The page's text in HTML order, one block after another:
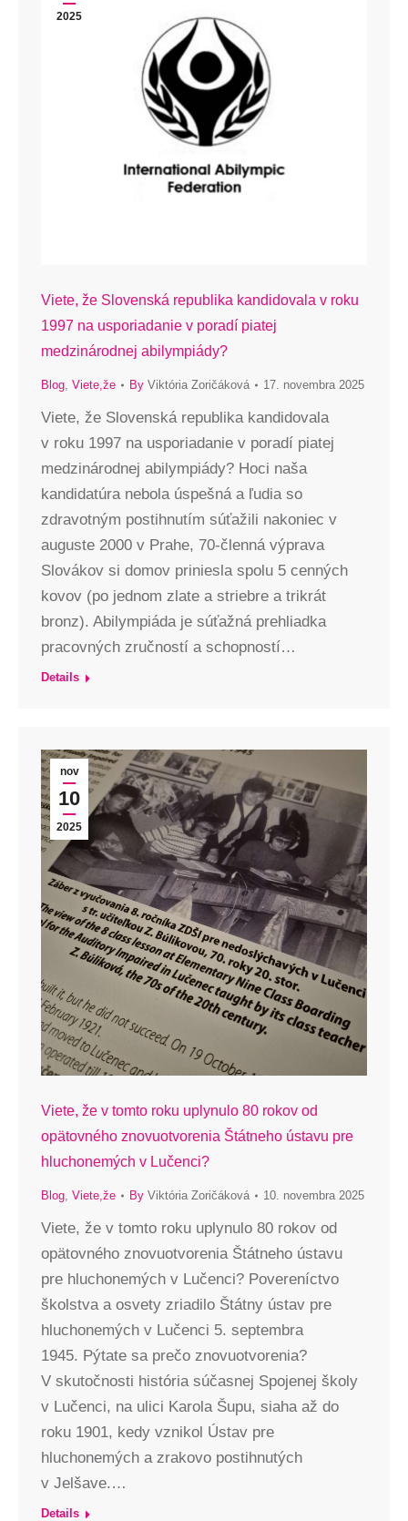
2025
Viete, že Slovenská republika kandidovala v roku
1997 na usporiadanie v poradí piatej
medzinárodnej abilympiády?
Blog, Viete,že By Viktória Zoričáková 17. novembra 2025
Viete, že Slovenská republika kandidovala
v roku 1997 na usporiadanie v poradí piatej
medzinárodnej abilympiády? Hoci naša
kandidatúra nebola úspešná a ľudia so
zdravotným postihnutím súťažili nakoniec v
auguste 2000 v Prahe, 70-členná výprava
Slovákov si domov priniesla spolu 5 cenných
kovov (po jednom zlate a striebre a trikrát
bronz). Abilympiáda je súťažná prehliadka
pracovných zručností a schopností…
Details
nov
10
2025
Viete, že v tomto roku uplynulo 80 rokov od
opätovného znovuotvorenia Štátneho ústavu pre
hluchonemých v Lučenci?
Blog, Viete,že By Viktória Zoričáková 10. novembra 2025
Viete, že v tomto roku uplynulo 80 rokov od
opätovného znovuotvorenia Štátneho ústavu
pre hluchonemých v Lučenci? Povereníctvo
školstva a osvety zriadilo Štátny ústav pre
hluchonemých v Lučenci 5. septembra
1945. Pýtate sa prečo znovuotvorenia?
V skutočnosti história súčasnej Spojenej školy
v Lučenci, na ulici Karola Šupu, siaha až do
roku 1901, kedy vznikol Ústav pre
hluchonemých a zrakovo postihnutých
v Jelšave.…
Details